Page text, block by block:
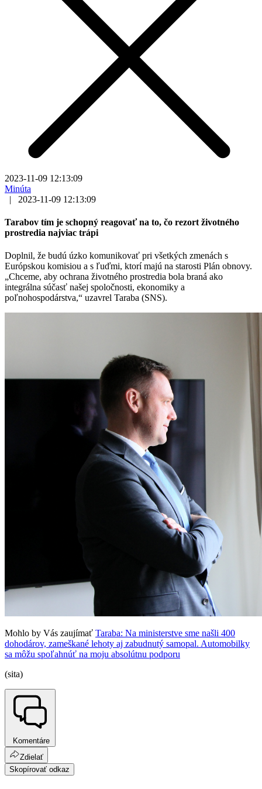
2023-11-09 12:13:09
Minúta
|
2023-11-09 12:13:09
Tarabov tím je schopný reagovať na to, čo rezort životného
prostredia najviac trápi
Doplnil, že budú úzko komunikovať pri všetkých zmenách s
Európskou komisiou a s ľuďmi, ktorí majú na starosti Plán obnovy.
„Chceme, aby ochrana životného prostredia bola braná ako
integrálna súčasť našej spoločnosti, ekonomiky a
poľnohospodárstva,“ uzavrel Taraba (SNS).
Mohlo by Vás zaujímať Taraba: Na ministerstve sme našli 400
dohodárov, zameškané lehoty aj zabudnutý samopal. Automobilky
sa môžu spoľahnúť na moju absolútnu podporu
(sita)
Komentáre
Zdielať
Skopírovať odkaz